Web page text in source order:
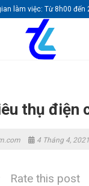
làm việc: Từ 8h00 đến
thụ điện
4 Tháng 4, 2021
Rate this post